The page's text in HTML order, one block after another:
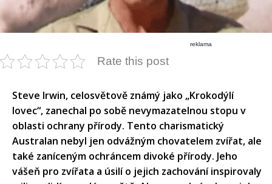
reklama
Rate this post
Steve Irwin, celosvětově známý jako „Krokodýlí
lovec“, zanechal po sobě nevymazatelnou stopu v
oblasti ochrany přírody. Tento charismatický
Australan nebyl jen odvážným chovatelem zvířat, ale
také zaníceným ochráncem divoké přírody. Jeho
vášeň pro zvířata a úsilí o jejich zachování inspirovaly